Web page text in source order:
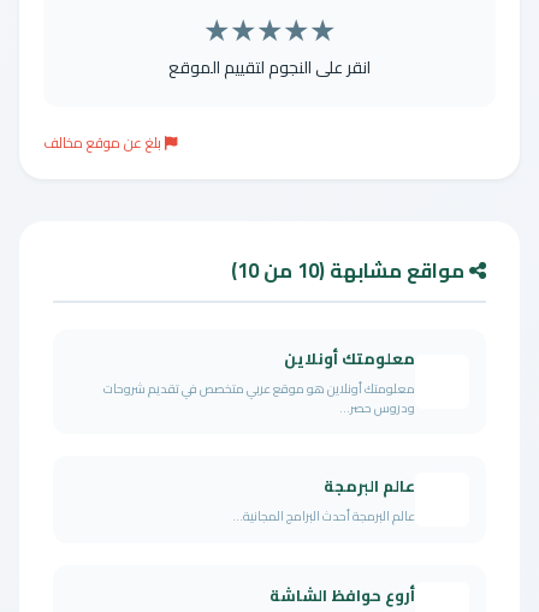
★
★
★
★
★
انقر على النجوم لتقييم الموقع
بلغ عن موقع مخالف
مواقع مشابهة (10 من 10)
معلومتك أونلاين
معلومتك أونلاين هو موقع عربي متخصص في تقديم شروحات
ودروس حصر...
عالم البرمجة
عالم البرمجة أحدث البرامج المجانية...
أروع حوافظ الشاشة